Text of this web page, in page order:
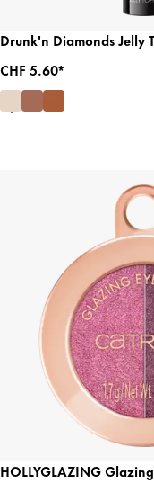
Drunk'n Diamonds Jelly
CHF 5.60*
HOLLYGLAZING